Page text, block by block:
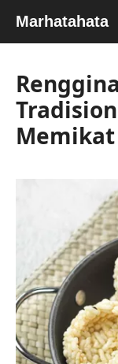
SkipMarhatahata
Memikat